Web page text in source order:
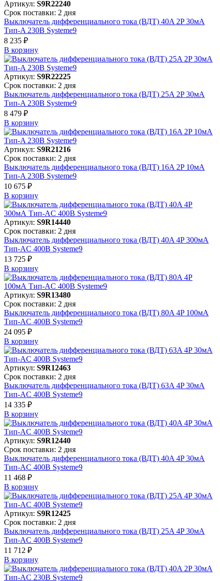
Артикул: S9R22240
Срок поставки: 2 дня
Выключатель дифференциального тока (ВДТ) 40A 2P 30мА
Тип-A 230В Systeme9
8 235 ₽
В корзинy
Артикул: S9R22225
Срок поставки: 2 дня
Выключатель дифференциального тока (ВДТ) 25A 2P 30мА
Тип-A 230В Systeme9
8 479 ₽
В корзинy
Артикул: S9R21216
Срок поставки: 2 дня
Выключатель дифференциального тока (ВДТ) 16A 2P 10мА
Тип-A 230В Systeme9
10 675 ₽
В корзинy
Артикул: S9R14440
Срок поставки: 2 дня
Выключатель дифференциального тока (ВДТ) 40A 4P 300мА
Тип-AC 400В Systeme9
13 725 ₽
В корзинy
Артикул: S9R13480
Срок поставки: 2 дня
Выключатель дифференциального тока (ВДТ) 80A 4P 100мА
Тип-AC 400В Systeme9
24 095 ₽
В корзинy
Артикул: S9R12463
Срок поставки: 2 дня
Выключатель дифференциального тока (ВДТ) 63A 4P 30мА
Тип-AC 400В Systeme9
14 335 ₽
В корзинy
Артикул: S9R12440
Срок поставки: 2 дня
Выключатель дифференциального тока (ВДТ) 40A 4P 30мА
Тип-AC 400В Systeme9
11 468 ₽
В корзинy
Артикул: S9R12425
Срок поставки: 2 дня
Выключатель дифференциального тока (ВДТ) 25A 4P 30мА
Тип-AC 400В Systeme9
11 712 ₽
В корзинy